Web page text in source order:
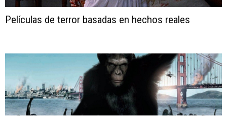
Películas de terror basadas en hechos reales